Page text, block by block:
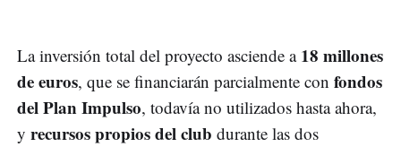
La inversión total del proyecto asciende a 18 millones
de euros, que se financiarán parcialmente con fondos
del Plan Impulso, todavía no utilizados hasta ahora,
y recursos propios del club durante las dos